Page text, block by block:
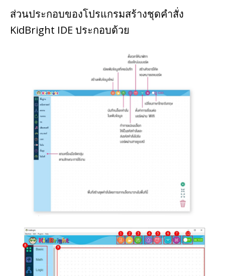
ส่วนประกอบของโปรแกรมสร้างชุดคำสั่ง
KidBright IDE ประกอบด้วย